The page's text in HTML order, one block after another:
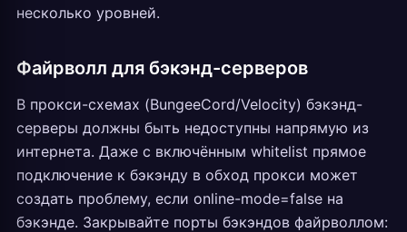
несколько уровней.
Файрволл для бэкэнд-серверов
В прокси-схемах (BungeeCord/Velocity) бэкэнд-
серверы должны быть недоступны напрямую из
интернета. Даже с включённым whitelist прямое
подключение к бэкэнду в обход прокси может
создать проблему, если online-mode=false на
бэкэнде. Закрывайте порты бэкэндов файрволлом: